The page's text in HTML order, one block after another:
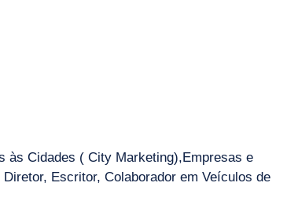
às Cidades ( City Marketing),Empresas e
Escritor, Colaborador em Veículos de